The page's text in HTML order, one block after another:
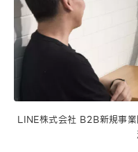
LINE株式会社 B2B新規事